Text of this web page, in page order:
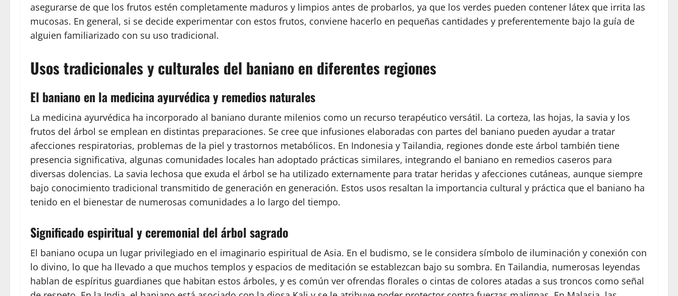
asegurarse de que los frutos estén completamente maduros y limpios antes de probarlos, ya que los verdes pueden contener látex que irrita las
mucosas. En general, si se decide experimentar con estos frutos, conviene hacerlo en pequeñas cantidades y preferentemente bajo la guía de
alguien familiarizado con su uso tradicional.
Usos tradicionales y culturales del baniano en diferentes regiones
El baniano en la medicina ayurvédica y remedios naturales
La medicina ayurvédica ha incorporado al baniano durante milenios como un recurso terapéutico versátil. La corteza, las hojas, la savia y los
frutos del árbol se emplean en distintas preparaciones. Se cree que infusiones elaboradas con partes del baniano pueden ayudar a tratar
afecciones respiratorias, problemas de la piel y trastornos metabólicos. En Indonesia y Tailandia, regiones donde este árbol también tiene
presencia significativa, algunas comunidades locales han adoptado prácticas similares, integrando el baniano en remedios caseros para
diversas dolencias. La savia lechosa que exuda el árbol se ha utilizado externamente para tratar heridas y afecciones cutáneas, aunque siempre
bajo conocimiento tradicional transmitido de generación en generación. Estos usos resaltan la importancia cultural y práctica que el baniano ha
tenido en el bienestar de numerosas comunidades a lo largo del tiempo.
Significado espiritual y ceremonial del árbol sagrado
El baniano ocupa un lugar privilegiado en el imaginario espiritual de Asia. En el budismo, se le considera símbolo de iluminación y conexión con
lo divino, lo que ha llevado a que muchos templos y espacios de meditación se establezcan bajo su sombra. En Tailandia, numerosas leyendas
hablan de espíritus guardianes que habitan estos árboles, y es común ver ofrendas florales o cintas de colores atadas a sus troncos como señal